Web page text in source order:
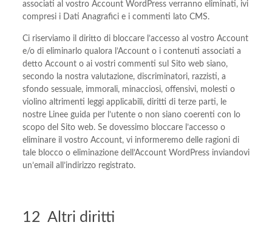
associati al vostro Account WordPress verranno eliminati, ivi
compresi i Dati Anagrafici e i commenti lato CMS.
Ci riserviamo il diritto di bloccare l’accesso al vostro Account
e/o di eliminarlo qualora l’Account o i contenuti associati a
detto Account o ai vostri commenti sul Sito web siano,
secondo la nostra valutazione, discriminatori, razzisti, a
sfondo sessuale, immorali, minacciosi, offensivi, molesti o
violino altrimenti leggi applicabili, diritti di terze parti, le
nostre Linee guida per l’utente o non siano coerenti con lo
scopo del Sito web. Se dovessimo bloccare l’accesso o
eliminare il vostro Account, vi informeremo delle ragioni di
tale blocco o eliminazione dell’Account WordPress inviandovi
un’email all’indirizzo registrato.
12 Altri diritti